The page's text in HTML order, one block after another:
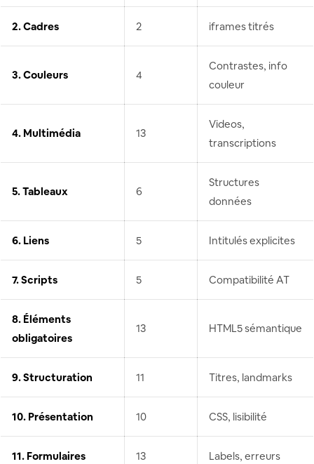
2. Cadres 2 iframes titrés
3. Couleurs 4
Contrastes, info
couleur
4. Multimédia 13
Videos,
transcriptions
5. Tableaux 6
Structures
données
6. Liens 5 Intitulés explicites
7. Scripts 5 Compatibilité AT
8. Éléments
obligatoires
13 HTML5 sémantique
9. Structuration 11 Titres, landmarks
10. Présentation 10 CSS, lisibilité
11. Formulaires 13 Labels, erreurs